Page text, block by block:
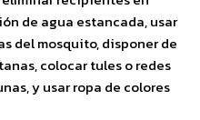
de agua estancada, usar
del mosquito, disponer de
colocar tules o redes
y usar ropa de colores